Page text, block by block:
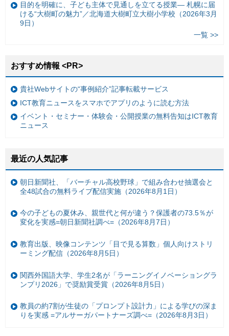
目的を明確に、子ども主体で見通しを立てる授業— 札幌に届
ける“大樹町の魅力”／北海道大樹町立大樹小学校（2026年3月
9日）
一覧 >>
おすすめ情報 <PR>
貴社Webサイトの“事例紹介”記事転載サービス
ICT教育ニュースをスマホでアプリのように読む方法
イベント・セミナー・体験会・公開授業の無料告知はICT教育
ニュース
最近の人気記事
朝日新聞社、「バーチャル高校野球」で組み合わせ抽選会と
全48試合の無料ライブ配信実施（2026年8月1日）
今の子どもの夏休み、親世代と何が違う？保護者の73.5％が
変化を実感=朝日新聞社調べ=（2026年8月7日）
教育出版、映像コンテンツ「目で見る算数」個人向けストリ
ーミング配信（2026年8月5日）
関西外国語大学、学生2名が「ラーニングイノベーショングラ
ンプリ2026」で奨励賞受賞（2026年8月5日）
教員の約7割が生徒の「プロンプト設計力」による学びの深ま
りを実感 =アルサーガパートナーズ調べ=（2026年8月3日）